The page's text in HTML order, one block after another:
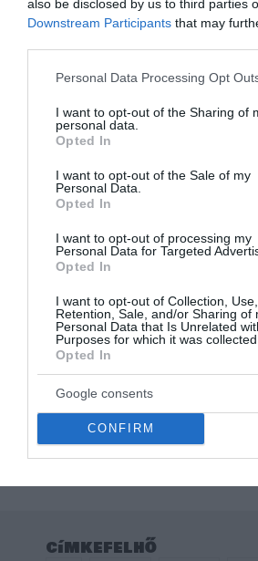
also be disclosed by us to third parties
Downstream Participants that may
Please note that this website/app uses
not limited to your visit or usage
grant or deny consent to Google and
use your data for below specified
consent section.
Personal Data Processing Opt
I want to opt-out of the Sharing of
personal data.
Opted In
I want to opt-out of the Sale of my
Personal Data.
Opted In
I want to opt-out of processing my
Personal Data for Targeted
Opted In
I want to opt-out of Collection, Use,
Retention, Sale, and/or Sharing of
Personal Data that Is Unrelated
Purposes for which it was collected.
Opted In
Google consents
CONFIRM
80 CM-ES EGYSZÍNŰ
PLÜSS LÁMA ALPAKA
20.000Ft
38
0
Kitűző, jelvény
NO DRAMA LLAMA
FEHÉR VICCES KITŰZŐ
0
5
címkefelhő